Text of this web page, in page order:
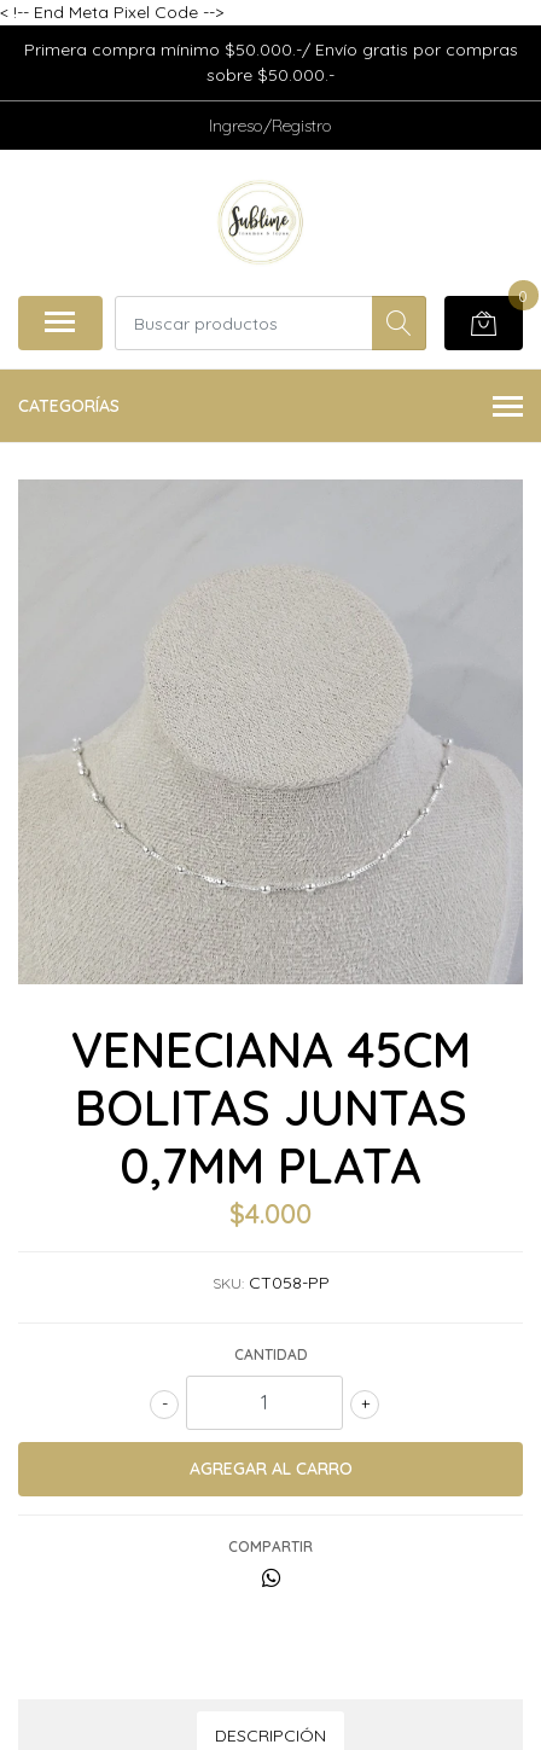
< !-- End Meta Pixel Code -->
Primera compra mínimo $50.000.-/ Envío gratis por compras
sobre $50.000.-
Ingreso/Registro
0
CATEGORÍAS
VENECIANA 45CM
BOLITAS JUNTAS
0,7MM PLATA
$4.000
SKU: CT058-PP
CANTIDAD
+
-
COMPARTIR
DESCRIPCIÓN